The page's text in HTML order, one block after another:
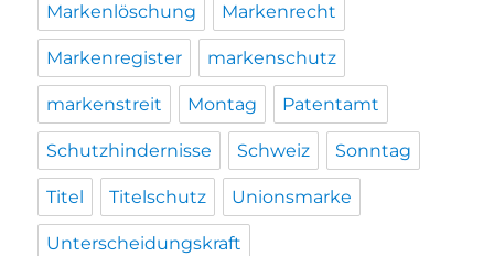
Markenlöschung Markenrecht
Markenregister markenschutz
markenstreit Montag Patentamt
Schutzhindernisse Schweiz Sonntag
Titel Titelschutz Unionsmarke
Unterscheidungskraft